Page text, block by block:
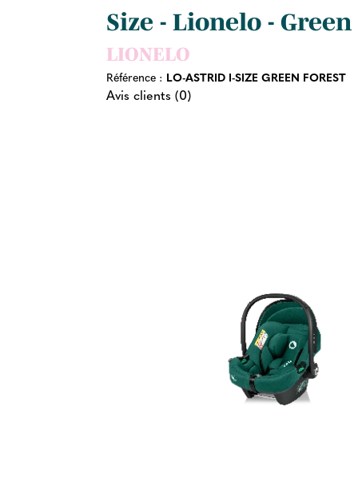
Size - Lionelo -
LIONELO
Référence : LO-ASTRID I-SIZE GREEN FOREST
Avis clients (0)